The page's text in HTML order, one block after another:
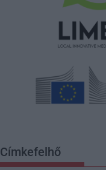
Címkefelhő